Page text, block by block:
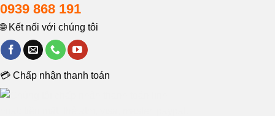
0939 868 191
🌐 Kết nối với chúng tôi
💳 Chấp nhận thanh toán